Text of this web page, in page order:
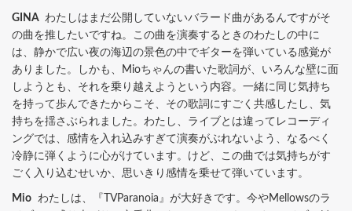
GINA わたしはまだ公開していないバラード曲があるんですがそ
の曲を推したいですね。この曲を演奏するときのわたしの中に
は、静かで広い夜の海辺の景色の中でギターを弾いている感覚が
ありました。しかも、Mioちゃんの書いた歌詞が、いろんな壁に面
しようとも、それを乗り越えようという内容。一緒に同じ気持ち
を持って歩んできたからこそ、その歌詞にすごく共感したし、気
持ちを揺さぶられました。わたし、ライブとは違ってレコーディ
ングでは、感情を入れ込みすぎて演奏がぶれないよう、なるべく
冷静に弾くように心がけています。けど、この曲では気持ちがす
ごく入り込むせいか、思いきり感情を乗せて弾いています。
Mio わたしは、『TVParanoia』が大好きです。今やMellowsのラ